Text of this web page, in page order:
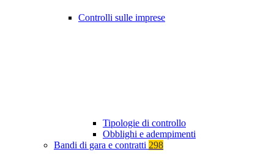
Controlli sulle imprese
Tipologie di controllo
Obblighi e adempimenti
Bandi di gara e contratti 298